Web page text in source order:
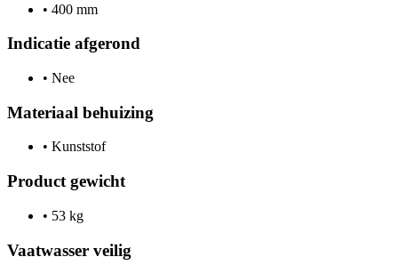
• 400 mm
Indicatie afgerond
• Nee
Materiaal behuizing
• Kunststof
Product gewicht
• 53 kg
Vaatwasser veilig